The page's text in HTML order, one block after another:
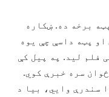
برخه ده. ښکاره
پټه داسې چې یوه
فلم لید. په پیل کې
سره خبرې کوي.
سندرې وایي، بیا د